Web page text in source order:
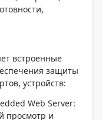
встроенные
защиты
устройств:
Web Server:
просмотр и